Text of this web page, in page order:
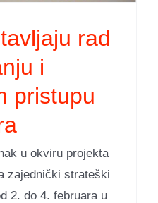
rad
i
pristupu
u okviru projekta
zajednički strateški
2. do 4. februara u